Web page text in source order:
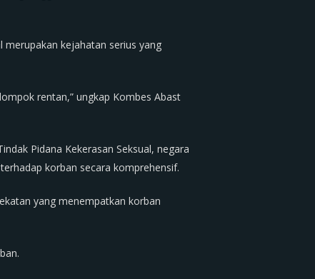
merupakan kejahatan serius yang
rentan,” ungkap Kombes Abast
Pidana Kekerasan Seksual, negara
korban secara komprehensif.
yang menempatkan korban